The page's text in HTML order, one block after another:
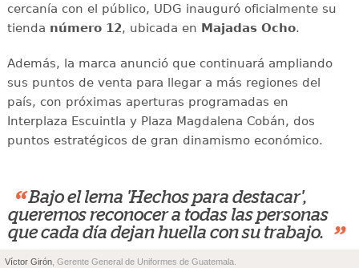
cercanía con el público, UDG inauguró oficialmente su
tienda número 12, ubicada en Majadas Ocho.
Además, la marca anunció que continuará ampliando
sus puntos de venta para llegar a más regiones del
país, con próximas aperturas programadas en
Interplaza Escuintla y Plaza Magdalena Cobán, dos
puntos estratégicos de gran dinamismo económico.
“ Bajo el lema 'Hechos para destacar',
queremos reconocer a todas las personas
que cada día dejan huella con su trabajo.
”
Víctor Girón , Gerente General de Uniformes de Guatemala.